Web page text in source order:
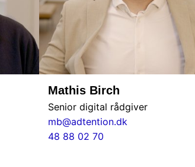
Mathis Birch
Senior digital rådgiver
mb@adtention.dk
48 88 02 70